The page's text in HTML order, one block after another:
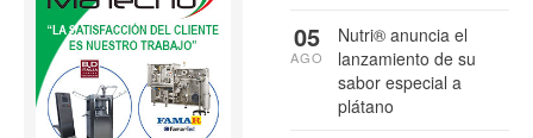
Nutri® anuncia el
lanzamiento de su
sabor especial a
plátano
05
AGO